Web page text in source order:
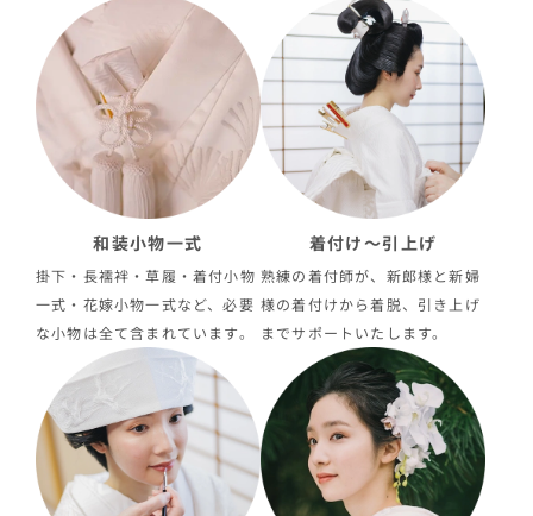
和装小物一式
掛下・長襦袢・草履・着付小物
一式・花嫁小物一式など、必要
な小物は全て含まれています。
着付け〜引上げ
熟練の着付師が、新郎様と新婦
様の着付けから着脱、引き上げ
までサポートいたします。